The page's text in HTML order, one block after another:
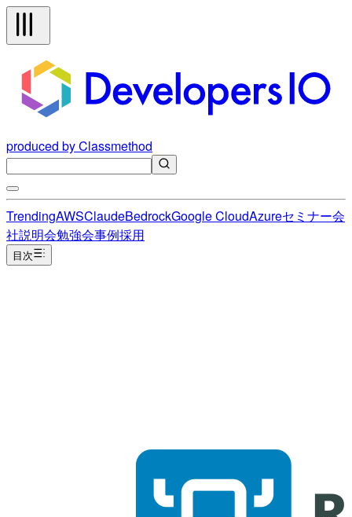
produced by Classmethod
TrendingAWSClaudeBedrockGoogle CloudAzureセミナー会
社説明会勉強会事例採用
目次